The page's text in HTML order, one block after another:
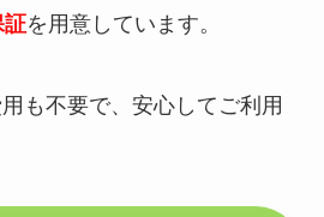
証を用意しています。
も不要で、安心してご利用